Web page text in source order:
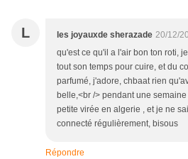
L les joyauxde sherazade 20/12/
qu'est ce qu'il a l'air bon ton roti,
tout son temps pour cuire, et du
parfumé, j'adore, chbaat rien
belle,<br /> pendant une
petite virée en algerie , et je ne
connecté régulièrement, bisous
Répondre